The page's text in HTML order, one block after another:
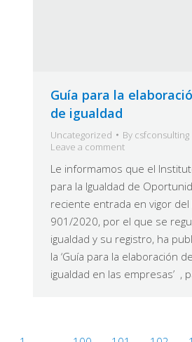
Guía para la
de igualdad
Uncategorized By csfconsulting
Leave a comment
Le informamos que el
para la Igualdad de
reciente entrada en vigor del
901/2020, por el que se
igualdad y su registro, ha
la ‘Guía para la elaboración
igualdad en las empresas’ ,